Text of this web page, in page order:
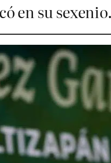
en su sexenio.